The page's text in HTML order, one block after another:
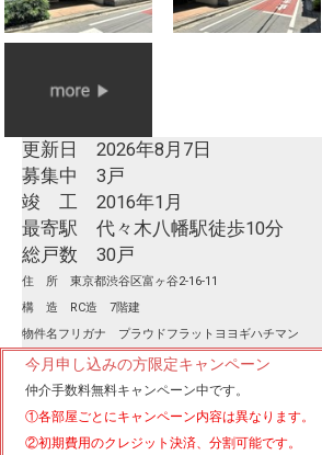
更新日 2026年8月7日
募集中 3戸
竣 工 2016年1月
最寄駅 代々木八幡駅徒歩10分
総戸数 30戸
住 所 東京都渋谷区富ヶ谷2-16-11
構 造 RC造 7階建
物件名フリガナ プラウドフラットヨヨギハチマン
今月申し込みの方限定キャンペーン
仲介手数料無料キャンペーン中です。
①各部屋ごとにキャンペーン内容は異なります。
②初期費用のクレジット決済、分割可能です。